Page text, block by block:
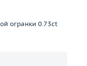
огранки 0.73ct